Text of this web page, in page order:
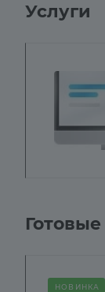
Услуги
НОВИНКА